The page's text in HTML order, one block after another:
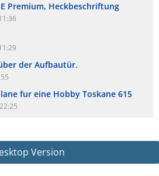
Premium, Heckbeschriftung
der Aufbautür.
fur eine Hobby Toskane 615
Version